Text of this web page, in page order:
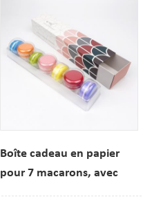
Boîte cadeau en papier
pour 7 macarons, avec